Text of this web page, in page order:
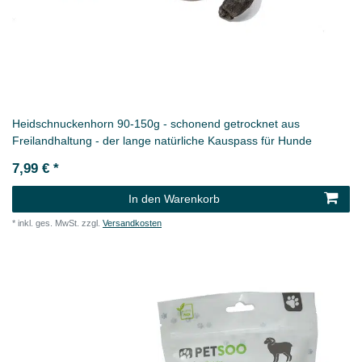
Heidschnuckenhorn 90-150g - schonend getrocknet aus
Freilandhaltung - der lange natürliche Kauspass für Hunde
7,99 € *
In den Warenkorb
* inkl. ges. MwSt. zzgl. Versandkosten